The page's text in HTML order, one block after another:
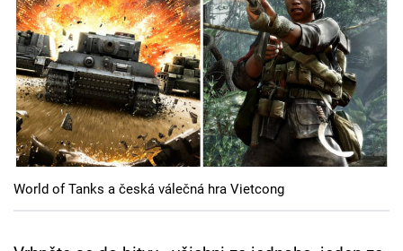
Seriály
Hry
Cool Esport
Pořady
TV Program
World of Tanks a česká válečná hra Vietcong